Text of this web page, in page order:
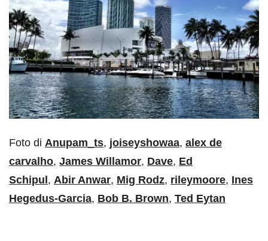
Foto di Anupam_ts, joiseyshowaa, alex de
carvalho, James Willamor, Dave, Ed
Schipul, Abir Anwar, Mig Rodz, rileymoore, Ines
Hegedus-Garcia, Bob B. Brown, Ted Eytan